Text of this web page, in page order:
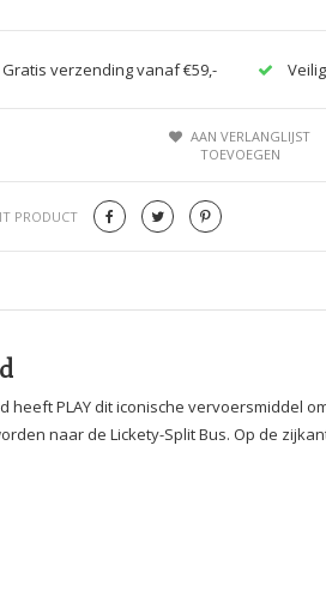
Gratis verzending vanaf €59,-
AAN VERLANGLIJST
TOEVOEGEN
PRODUCT
PLAY dit iconische vervoersmiddel
naar de Lickety-Split Bus. Op de